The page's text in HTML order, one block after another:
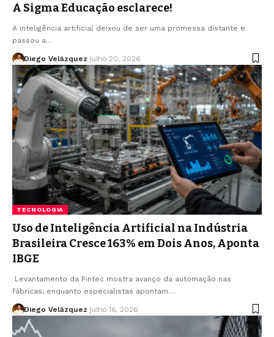
A Sigma Educação esclarece!
A inteligência artificial deixou de ser uma promessa distante e
passou a…
Diego Velázquez julho 20, 2026
TECNOLOGIA
Uso de Inteligência Artificial na Indústria
Brasileira Cresce 163% em Dois Anos, Aponta
IBGE
Levantamento da Pintec mostra avanço da automação nas
fábricas, enquanto especialistas apontam…
Diego Velázquez julho 16, 2026